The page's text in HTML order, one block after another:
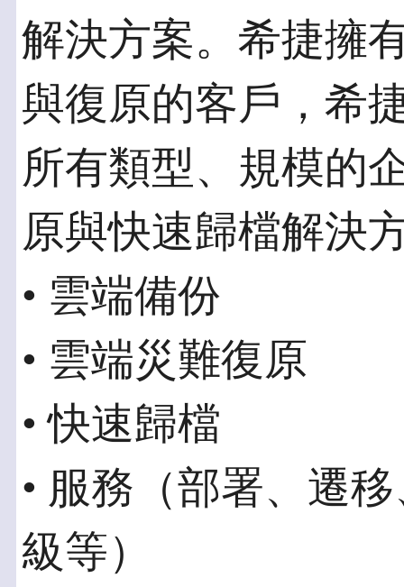
解決方案。希捷擁
與復原的客戶，希
所有類型、規模的
原與快速歸檔解決
• 雲端備份
• 雲端災難復原
• 快速歸檔
• 服務（部署、遷
級等）